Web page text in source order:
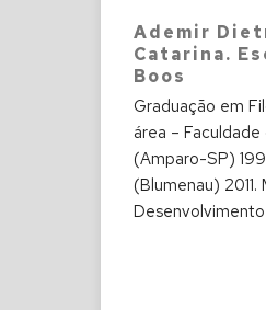
Ademir
Catarina.
Boos
Graduação em
área –
(Amparo-SP)
(Blumenau)
Desenvolvimento